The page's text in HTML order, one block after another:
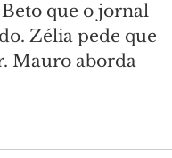
que o jornal
Zélia pede que
Mauro aborda